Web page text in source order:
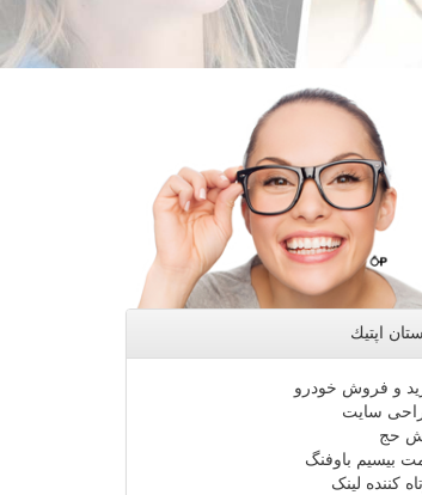
اپتیك
و فروش خودرو
سایت
حج
بیسیم باوفنگ
کننده لینک